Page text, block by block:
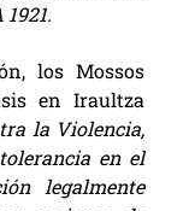
losMossos
en Iraultza
la Violencia,
en el
legalmente